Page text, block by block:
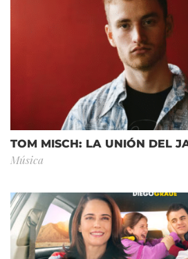
TOM MISCH: LA UNIÓN DEL
Música